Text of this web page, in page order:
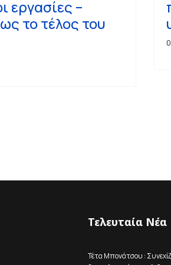
εργασίες –
το τέλος του
Τελευταία Νέα
Τέτα Μπονάτσου :